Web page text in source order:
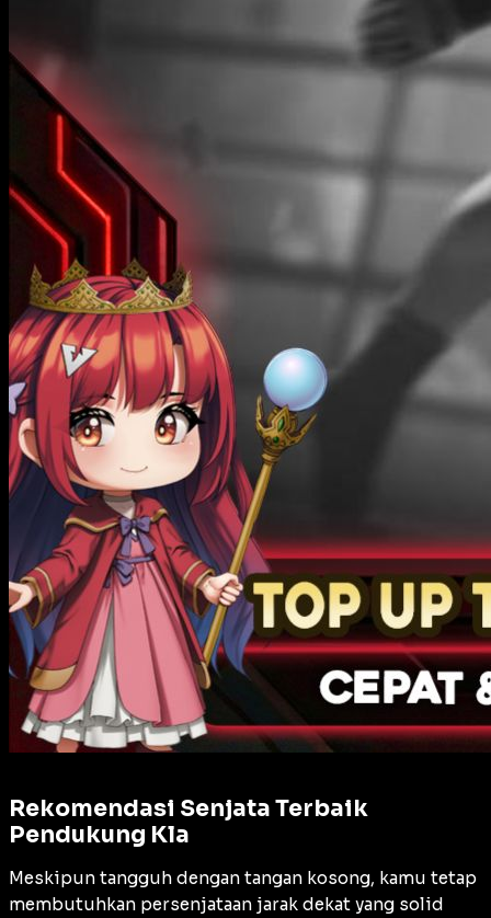
Rekomendasi Senjata Terbaik
Pendukung Kla
Meskipun tangguh dengan tangan kosong, kamu tetap
membutuhkan persenjataan jarak dekat yang solid